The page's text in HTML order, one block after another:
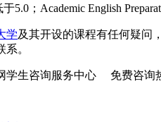
5.0；Academic English
学及其开设的课程有任何疑问
。
学生咨询服务中心 免费咨询